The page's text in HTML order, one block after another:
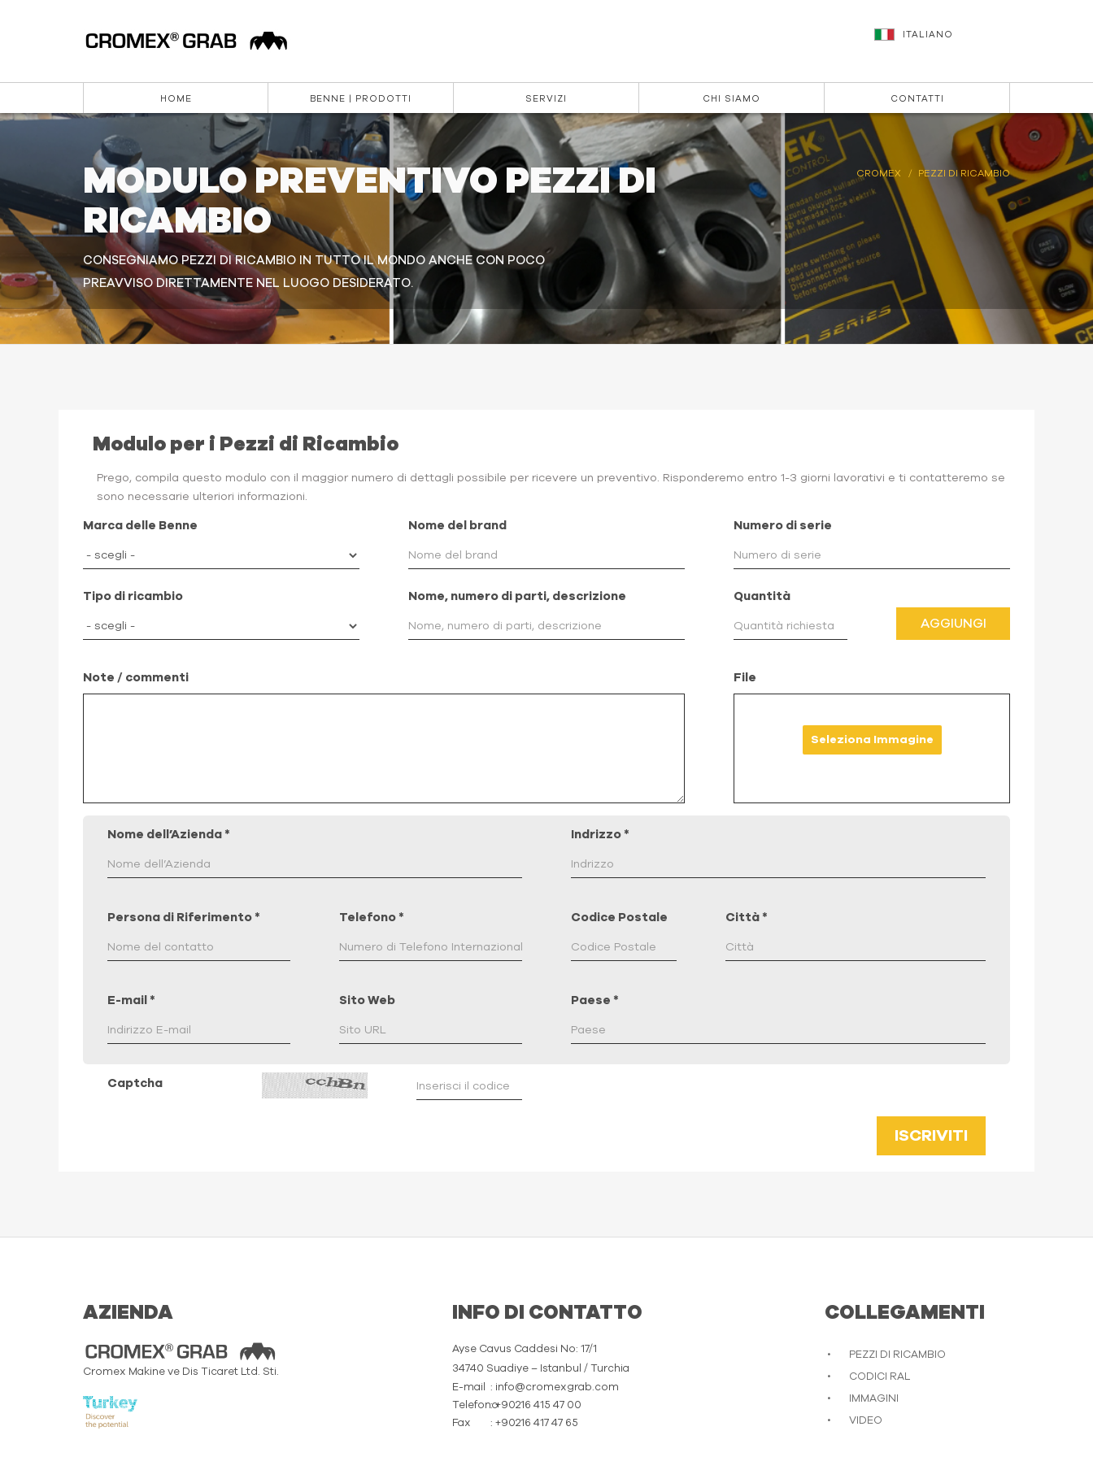
HOME BENNE | PRODOTTI SERVIZI CHI SIAMO CONTATTI
ITALIANO
MODULO PREVENTIVO PEZZI DI
RICAMBIO
CONSEGNIAMO PEZZI DI RICAMBIO IN TUTTO IL MONDO ANCHE CON POCO
PREAVVISO DIRETTAMENTE NEL LUOGO DESIDERATO.
CROMEX PEZZI DI RICAMBIO
Modulo per i Pezzi di Ricambio
Prego, compila questo modulo con il maggior numero di dettagli possibile per ricevere un preventivo. Risponderemo entro 1-3 giorni lavorativi e ti contatteremo se
sono necessarie ulteriori informazioni.
Marca delle Benne Nome del brand Numero di serie
Tipo di ricambio Nome, numero di parti, descrizione Quantità
AGGIUNGI
Note / commenti File
Seleziona Immagine
Nome dell’Azienda * Indrizzo *
Persona di Riferimento * Telefono * Codice Postale Città *
E-mail * Sito Web Paese *
Captcha
ISCRIVITI
AZIENDA
Cromex Makine ve Dis Ticaret Ltd. Sti.
INFO DI CONTATTO
Ayse Cavus Caddesi No: 17/1
34740 Suadiye – Istanbul / Turchia
E-mail
: info@cromexgrab.com
Telefono: +90216 415 47 00
Fax
: +90216 417 47 65
COLLEGAMENTI
PEZZI DI RICAMBIO
CODICI RAL
IMMAGINI
VIDEO